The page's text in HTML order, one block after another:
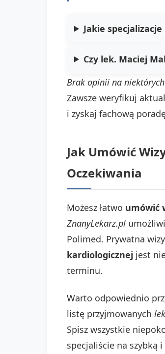
Jakie
Czy lek. Maciej
Brak opinii na
Zawsze weryfikuj
i zyskaj fachową
Jak Umówić
Oczekiwania
Możesz łatwo umówić
ZnanyLekarz.pl
Polimed. Prywatna
kardiologicznej jest
terminu.
Warto odpowiednio
listę przyjmowanych
Spisz wszystkie
specjaliście na szybką